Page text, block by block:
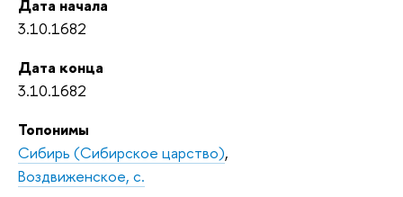
Дата начала
3.10.1682
Дата конца
3.10.1682
Топонимы
Сибирь (Сибирское царство),
Воздвиженское, с.